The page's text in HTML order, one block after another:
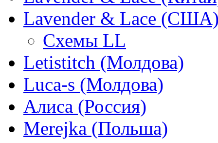
Lavender & Lace
Схемы LL
Letistitch (Молдова)
Luca-s (Молдова)
Алиса (Россия)
Merejka (Польша)